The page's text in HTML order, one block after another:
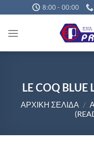
Μετάβαση
στο
περιεχόμενο
8:00 - 00:00
LE COQ
ΑΡΧΙΚΉ ΣΕΛΊΔΑ /